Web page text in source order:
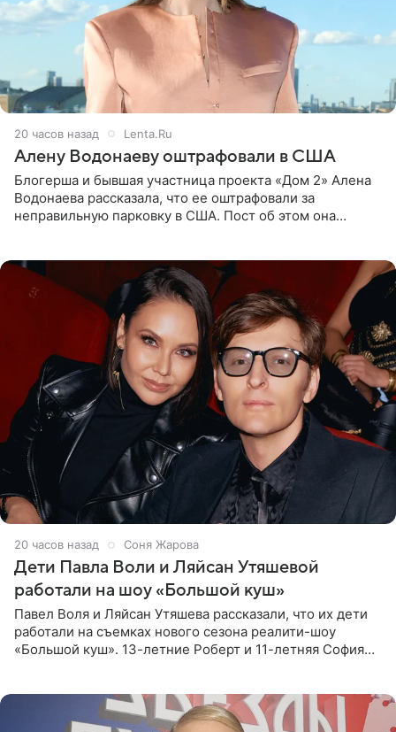
20 часов назад Lenta.Ru
Алену Водонаеву оштрафовали в США
Блогерша и бывшая участница проекта «Дом 2» Алена
Водонаева рассказала, что ее оштрафовали за
неправильную парковку в США. Пост об этом она
20 часов назад Соня Жарова
Дети Павла Воли и Ляйсан Утяшевой
работали на шоу «Большой куш»
Павел Воля и Ляйсан Утяшева рассказали, что их дети
работали на съемках нового сезона реалити-шоу
«Большой куш». 13-летние Роберт и 11-летняя София